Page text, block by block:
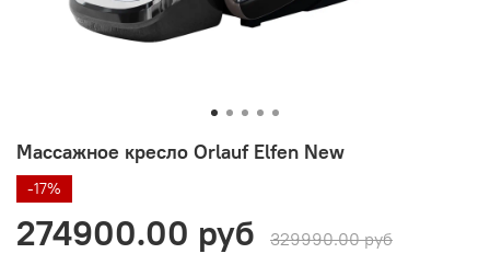
Массажное кресло Orlauf Elfen New
-17%
274900.00 руб
329990.00 руб